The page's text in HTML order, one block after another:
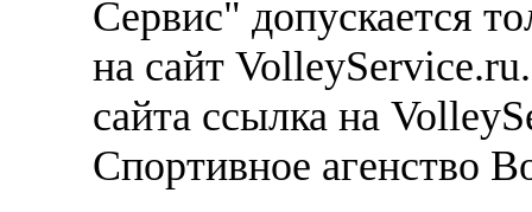
Сервис" допускается
на сайт
сайта ссылка на
Спортивное агенство